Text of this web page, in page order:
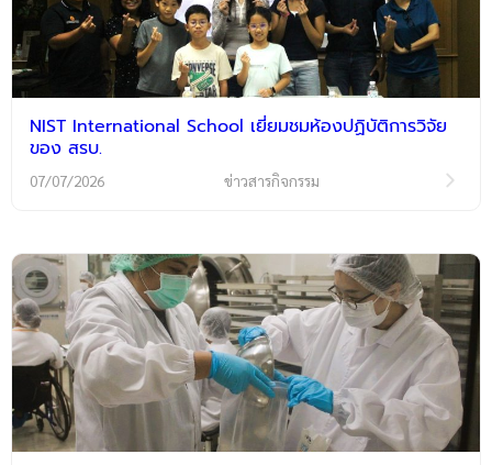
NIST International School เยี่ยมชมห้องปฏิบัติการวิจัย
ของ สรบ.
07/07/2026 ข่าวสารกิจกรรม